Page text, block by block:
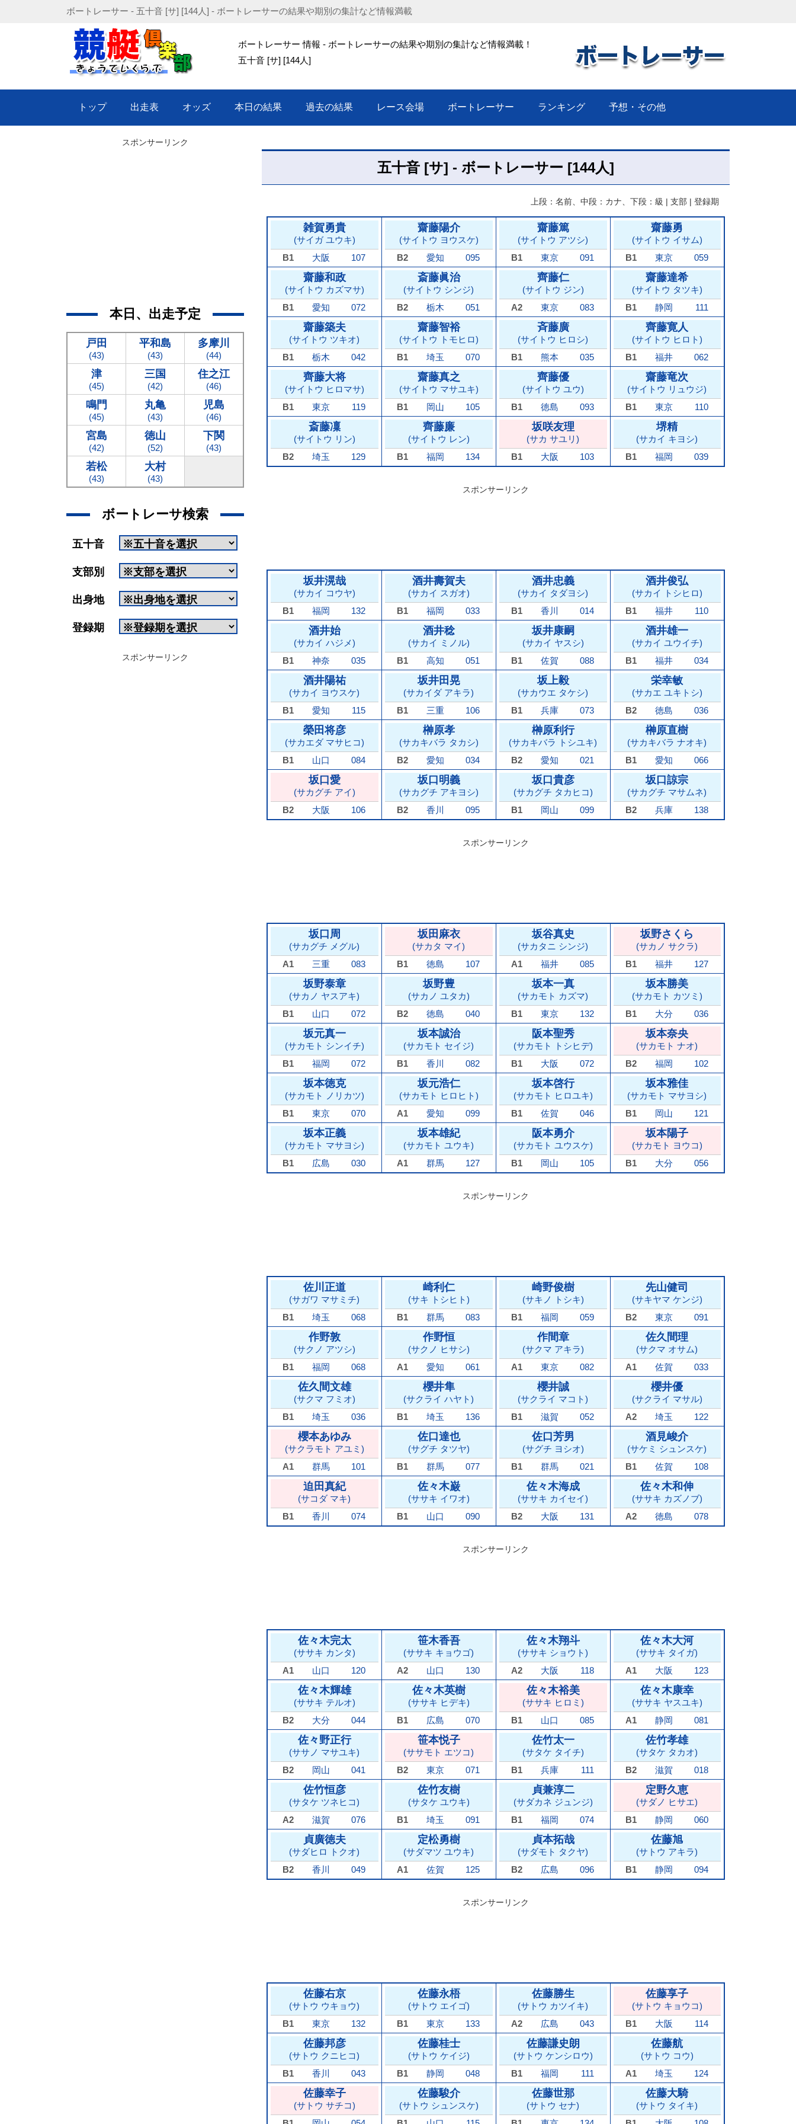
ボートレーサー - 五十音 [サ] [144人] - ボートレーサーの結果や期別の集計など情報満載
ボートレーサー 情報 - ボートレーサーの結果や期別の集計など情報満載！
五十音 [サ] [144人]
トップ 出走表 オッズ 本日の結果 過去の結果 レース会場 ボートレーサー ランキング 予想・その他
五十音 [サ] - ボートレーサー [144人]
上段：名前、中段：カナ、下段：級 | 支部 | 登録期
雑賀勇貴
(サイガ ユウキ)
B1
大阪 107
齋藤陽介
(サイトウ ヨウスケ)
B2
愛知 095
齋藤篤
(サイトウ アツシ)
B1
東京 091
齋藤勇
(サイトウ イサム)
B1
東京 059
齋藤和政
(サイトウ カズマサ)
B1
愛知 072
斎藤眞治
(サイトウ シンジ)
B2
栃木 051
齊藤仁
(サイトウ ジン)
A2
東京 083
齋藤達希
(サイトウ タツキ)
B1
静岡 111
齋藤築夫
(サイトウ ツキオ)
B1
栃木 042
齋藤智裕
(サイトウ トモヒロ)
B1
埼玉 070
斉藤廣
(サイトウ ヒロシ)
B1
熊本 035
齊藤寛人
(サイトウ ヒロト)
B1
福井 062
齊藤大将
(サイトウ ヒロマサ)
B1
東京 119
齋藤真之
(サイトウ マサユキ)
B1
岡山 105
齊藤優
(サイトウ ユウ)
B1
徳島 093
齋藤竜次
(サイトウ リュウジ)
B1
東京 110
斎藤凜
(サイトウ リン)
B2
埼玉 129
齊藤廉
(サイトウ レン)
B1
福岡 134
坂咲友理
(サカ サユリ)
B1
大阪 103
堺精
(サカイ キヨシ)
B1
福岡 039
スポンサーリンク
坂井滉哉
(サカイ コウヤ)
B1
福岡 132
酒井壽賀夫
(サカイ スガオ)
B1
福岡 033
酒井忠義
(サカイ タダヨシ)
B1
香川 014
酒井俊弘
(サカイ トシヒロ)
B1
福井 110
酒井始
(サカイ ハジメ)
B1
神奈 035
酒井稔
(サカイ ミノル)
B1
高知 051
坂井康嗣
(サカイ ヤスシ)
B1
佐賀 088
酒井雄一
(サカイ ユウイチ)
B1
福井 034
酒井陽祐
(サカイ ヨウスケ)
B1
愛知 115
坂井田晃
(サカイダ アキラ)
B1
三重 106
坂上毅
(サカウエ タケシ)
B1
兵庫 073
栄幸敏
(サカエ ユキトシ)
B2
徳島 036
榮田将彦
(サカエダ マサヒコ)
B1
山口 084
榊原孝
(サカキバラ タカシ)
B2
愛知 034
榊原利行
(サカキバラ トシユキ)
B2
愛知 021
榊原直樹
(サカキバラ ナオキ)
B1
愛知 066
坂口愛
(サカグチ アイ)
B2
大阪 106
坂口明義
(サカグチ アキヨシ)
B2
香川 095
坂口貴彦
(サカグチ タカヒコ)
B1
岡山 099
坂口諒宗
(サカグチ マサムネ)
B2
兵庫 138
スポンサーリンク
坂口周
(サカグチ メグル)
A1
三重 083
坂田麻衣
(サカタ マイ)
B1
徳島 107
坂谷真史
(サカタニ シンジ)
A1
福井 085
坂野さくら
(サカノ サクラ)
B1
福井 127
坂野泰章
(サカノ ヤスアキ)
B1
山口 072
坂野豊
(サカノ ユタカ)
B2
徳島 040
坂本一真
(サカモト カズマ)
B1
東京 132
坂本勝美
(サカモト カツミ)
B1
大分 036
坂元真一
(サカモト シンイチ)
B1
福岡 072
坂本誠治
(サカモト セイジ)
B1
香川 082
阪本聖秀
(サカモト トシヒデ)
B1
大阪 072
坂本奈央
(サカモト ナオ)
B2
福岡 102
坂本徳克
(サカモト ノリカツ)
B1
東京 070
坂元浩仁
(サカモト ヒロヒト)
A1
愛知 099
坂本啓行
(サカモト ヒロユキ)
B1
佐賀 046
坂本雅佳
(サカモト マサヨシ)
B1
岡山 121
坂本正義
(サカモト マサヨシ)
B1
広島 030
坂本雄紀
(サカモト ユウキ)
A1
群馬 127
阪本勇介
(サカモト ユウスケ)
B1
岡山 105
坂本陽子
(サカモト ヨウコ)
B1
大分 056
スポンサーリンク
佐川正道
(サガワ マサミチ)
B1
埼玉 068
崎利仁
(サキ トシヒト)
B1
群馬 083
崎野俊樹
(サキノ トシキ)
B1
福岡 059
先山健司
(サキヤマ ケンジ)
B2
東京 091
作野敦
(サクノ アツシ)
B1
福岡 068
作野恒
(サクノ ヒサシ)
A1
愛知 061
作間章
(サクマ アキラ)
A1
東京 082
佐久間理
(サクマ オサム)
A1
佐賀 033
佐久間文雄
(サクマ フミオ)
B1
埼玉 036
櫻井隼
(サクライ ハヤト)
B1
埼玉 136
櫻井誠
(サクライ マコト)
B1
滋賀 052
櫻井優
(サクライ マサル)
A2
埼玉 122
櫻本あゆみ
(サクラモト アユミ)
A1
群馬 101
佐口達也
(サグチ タツヤ)
B1
群馬 077
佐口芳男
(サグチ ヨシオ)
B1
群馬 021
酒見峻介
(サケミ シュンスケ)
B1
佐賀 108
迫田真紀
(サコダ マキ)
B1
香川 074
佐々木巌
(ササキ イワオ)
B1
山口 090
佐々木海成
(ササキ カイセイ)
B2
大阪 131
佐々木和伸
(ササキ カズノブ)
A2
徳島 078
スポンサーリンク
佐々木完太
(ササキ カンタ)
A1
山口 120
笹木香吾
(ササキ キョウゴ)
A2
山口 130
佐々木翔斗
(ササキ ショウト)
A2
大阪 118
佐々木大河
(ササキ タイガ)
A1
大阪 123
佐々木輝雄
(ササキ テルオ)
B2
大分 044
佐々木英樹
(ササキ ヒデキ)
B1
広島 070
佐々木裕美
(ササキ ヒロミ)
B1
山口 085
佐々木康幸
(ササキ ヤスユキ)
A1
静岡 081
佐々野正行
(ササノ マサユキ)
B2
岡山 041
笹本悦子
(ササモト エツコ)
B2
東京 071
佐竹太一
(サタケ タイチ)
B1
兵庫 111
佐竹孝雄
(サタケ タカオ)
B2
滋賀 018
佐竹恒彦
(サタケ ツネヒコ)
A2
滋賀 076
佐竹友樹
(サタケ ユウキ)
B1
埼玉 091
貞兼淳二
(サダカネ ジュンジ)
B1
福岡 074
定野久恵
(サダノ ヒサエ)
B1
静岡 060
貞廣徳夫
(サダヒロ トクオ)
B2
香川 049
定松勇樹
(サダマツ ユウキ)
A1
佐賀 125
貞本拓哉
(サダモト タクヤ)
B2
広島 096
佐藤旭
(サトウ アキラ)
B1
静岡 094
スポンサーリンク
佐藤右京
(サトウ ウキョウ)
B1
東京 132
佐藤永梧
(サトウ エイゴ)
B1
東京 133
佐藤勝生
(サトウ カツイキ)
A2
広島 043
佐藤享子
(サトウ キョウコ)
B1
大阪 114
佐藤邦彦
(サトウ クニヒコ)
B1
香川 043
佐藤桂士
(サトウ ケイジ)
B1
静岡 048
佐藤謙史朗
(サトウ ケンシロウ)
B1
福岡 111
佐藤航
(サトウ コウ)
A1
埼玉 124
佐藤幸子
(サトウ サチコ)
佐藤駿介
(サトウ シュンスケ)
佐藤世那
(サトウ セナ)
佐藤大騎
(サトウ タイキ)
スポンサーリンク
本日、出走予定
戸田
(43)
平和島
(43)
多摩川
(44)
津
(45)
三国
(42)
住之江
(46)
鳴門
(45)
丸亀
(43)
児島
(46)
宮島
(42)
徳山
(52)
下関
(43)
若松
(43)
大村
(43)
ボートレーサ検索
五十音
支部別
出身地
登録期
スポンサーリンク